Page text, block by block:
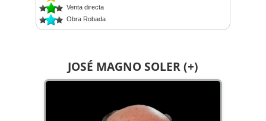
JOSÉ MAGNO SOLER (+)
Venta directa
Obra Robada